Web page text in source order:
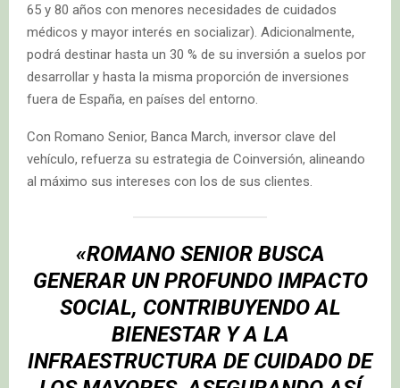
65 y 80 años con menores necesidades de cuidados
médicos y mayor interés en socializar). Adicionalmente,
podrá destinar hasta un 30 % de su inversión a suelos por
desarrollar y hasta la misma proporción de inversiones
fuera de España, en países del entorno.
Con Romano Senior, Banca March, inversor clave del
vehículo, refuerza su estrategia de Coinversión, alineando
al máximo sus intereses con los de sus clientes.
«ROMANO SENIOR BUSCA
GENERAR UN PROFUNDO IMPACTO
SOCIAL, CONTRIBUYENDO AL
BIENESTAR Y A LA
INFRAESTRUCTURA DE CUIDADO DE